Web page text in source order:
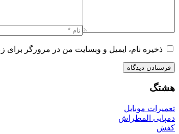
ذخیره نام، ایمیل و وبسایت من در مرورگر برای
هشتگ
تعمیرات موبایل
دمپایی المطراش
کفش